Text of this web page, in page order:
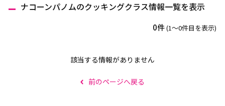
ナコーンパノムのクッキングクラス情報一覧を表示
0件(1〜0件目を表示)
該当する情報がありません
前のページへ戻る